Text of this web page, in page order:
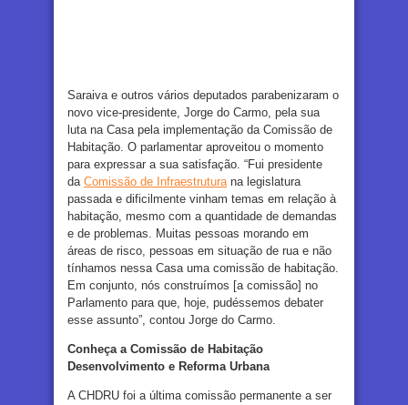
Saraiva e outros vários deputados parabenizaram o
novo vice-presidente, Jorge do Carmo, pela sua
luta na Casa pela implementação da Comissão de
Habitação. O parlamentar aproveitou o momento
para expressar a sua satisfação. “Fui presidente
da Comissão de Infraestruturana legislatura
passada e dificilmente vinham temas em relação à
habitação, mesmo com a quantidade de demandas
e de problemas. Muitas pessoas morando em
áreas de risco, pessoas em situação de rua e não
tínhamos nessa Casa uma comissão de habitação.
Em conjunto, nós construímos [a comissão] no
Parlamento para que, hoje, pudéssemos debater
esse assunto”, contou Jorge do Carmo.
Conheça a Comissão de Habitação
Desenvolvimento e Reforma Urbana
A CHDRU foi a última comissão permanente a ser